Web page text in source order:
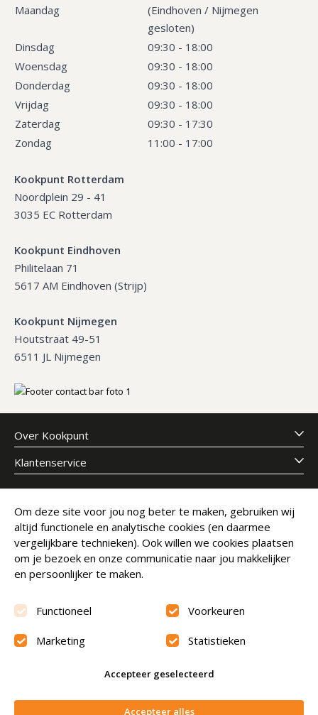
In winkelwagen
Maandag
(Eindhoven / Nijmegen
gesloten)
Dinsdag
09:30 - 18:00
Woensdag
09:30 - 18:00
Donderdag
09:30 - 18:00
Vrijdag
09:30 - 18:00
Zaterdag
09:30 - 17:30
Zondag
11:00 - 17:00
Kookpunt Rotterdam
Noordplein 29 - 41
3035 EC Rotterdam
Kookpunt Eindhoven
Philitelaan 71
5617 AM Eindhoven (Strijp)
Kookpunt Nijmegen
Houtstraat 49-51
6511 JL Nijmegen
Over Kookpunt
Klantenservice
Meld je aan voor onze nieuwsbrief
E-mailadres
Abonneer
Beoordeling9.6
© Copyright 2026 Kookpunt.nl|Algemene voorwaarden
Om deze site voor jou nog beter te maken, gebruiken wij
altijd functionele en analytische cookies (en daarmee
vergelijkbare technieken). Ook willen we cookies plaatsen
om je bezoek en onze communicatie naar jou makkelijker
en persoonlijker te maken.
Functioneel Voorkeuren
Marketing Statistieken
Accepteer geselecteerd
Accepteer alles